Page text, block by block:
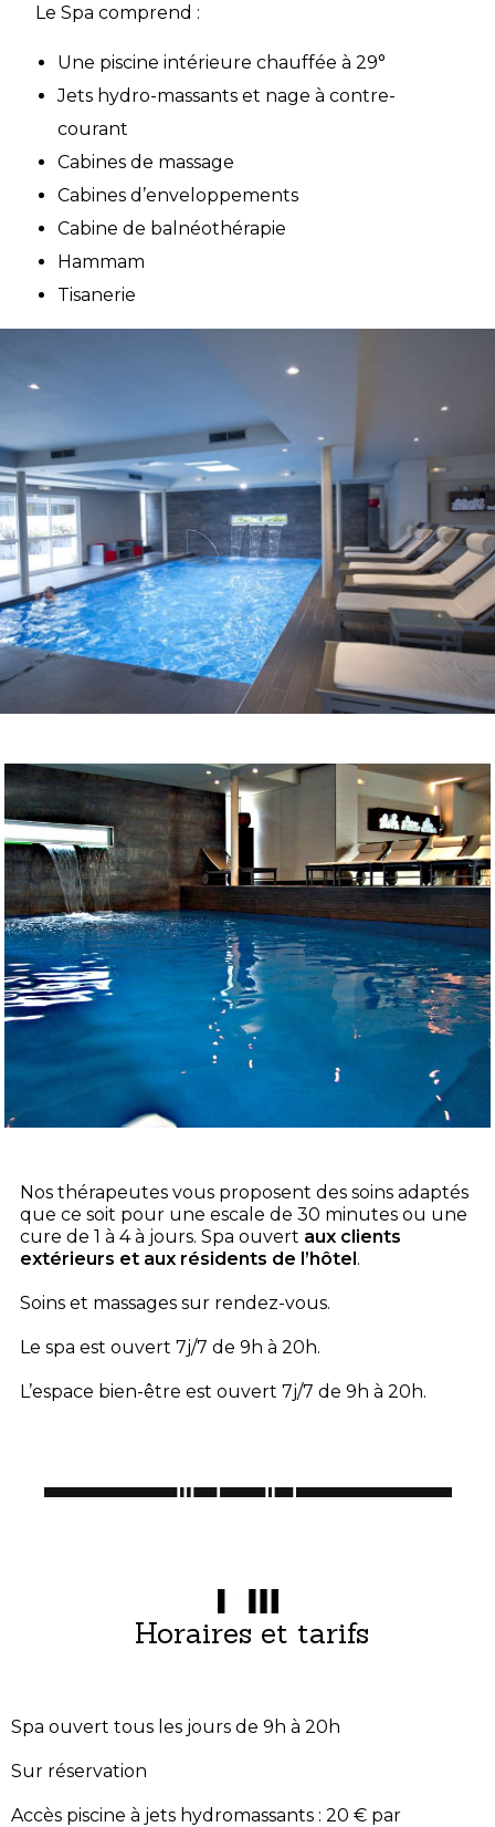
Le Spa comprend :
Une piscine intérieure chauffée à 29°
Jets hydro-massants et nage à contre-
courant
Cabines de massage
Cabines d’enveloppements
Cabine de balnéothérapie
Hammam
Tisanerie
Nos thérapeutes vous proposent des soins adaptés
que ce soit pour une escale de 30 minutes ou une
cure de 1 à 4 à jours. Spa ouvert aux clients
extérieurs et aux résidents de l’hôtel .
Soins et massages sur rendez-vous.
Le spa est ouvert 7j/7 de 9h à 20h.
L’espace bien-être est ouvert 7j/7 de 9h à 20h.
Horaires et tarifs
Spa ouvert tous les jours de 9h à 20h
Sur réservation
Accès piscine à jets hydromassants : 20 € par